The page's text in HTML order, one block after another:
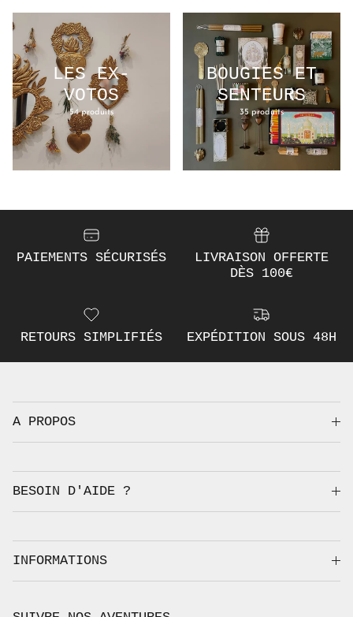
LES EX-
VOTOS
54 produits
BOUGIES ET
SENTEURS
35 produits
PAIEMENTS SÉCURISÉS
LIVRAISON OFFERTE
DÈS 100€
RETOURS SIMPLIFIÉS EXPÉDITION SOUS 48H
A PROPOS
BESOIN D'AIDE ?
INFORMATIONS